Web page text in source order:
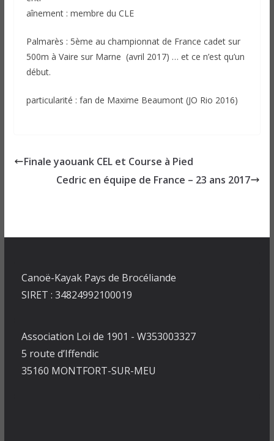
aînement : membre du CLE
Palmarès : 5ème au championnat de France cadet sur
500m à Vaire sur Marne (avril 2017) … et ce n’est qu’un
début.
particularité : fan de Maxime Beaumont (JO Rio 2016)
Finale yaouank CEL et Course à Pied
Cedric en équipe de France – 23 ans 2017
Canoë-Kayak Pays de Brocéliande
SIRET : 34824992100019
Association Loi de 1901 - W353003327
5 route d’Iffendic
35160 MONTFORT-SUR-MEU